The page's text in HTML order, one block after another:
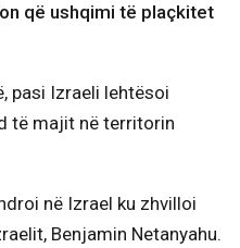
që ushqimi të plaçkitet
pasi Izraeli lehtësoi
të majit në territorin
në Izrael ku zhvilloi
Benjamin Netanyahu.